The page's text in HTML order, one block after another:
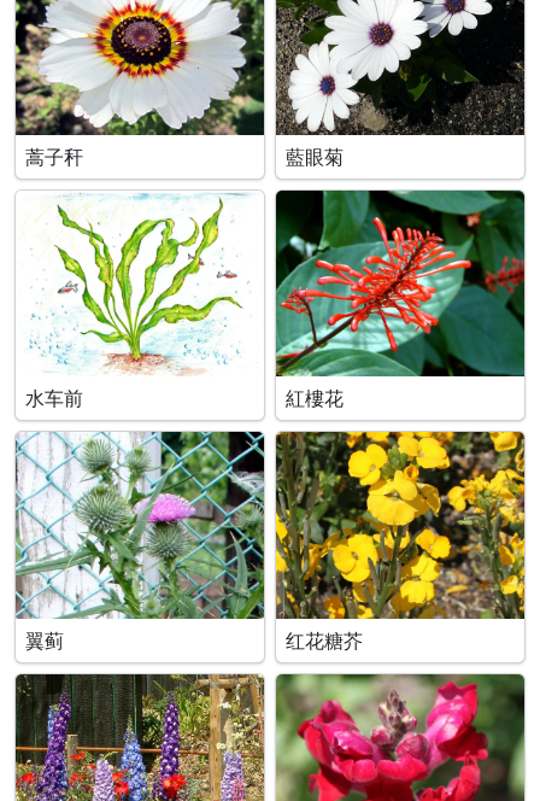
蒿子秆 藍眼菊
水车前 紅樓花
翼蓟 红花糖芥